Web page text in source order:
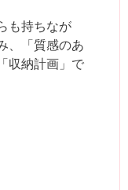
も持ちなが
、「質感のあ
収納計画」で